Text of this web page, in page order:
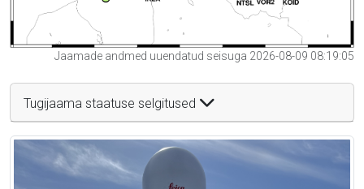
Jaamade andmed uuendatud seisuga 2026-08-09 08:19:05
Tugijaama staatuse selgitused